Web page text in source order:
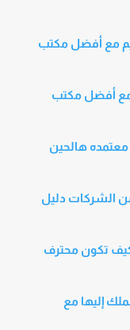
مع أفضل مكتب
مع أفضل مكتب
معتمده هالحين
الشركات دليل
تكون محترف
إليها مع